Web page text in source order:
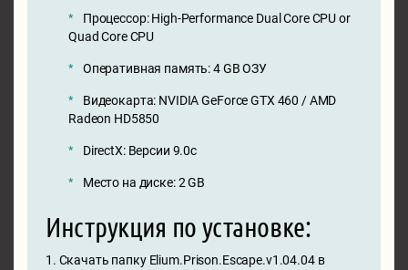
Процессор: High-Performance Dual Core CPU or
Quad Core CPU
Оперативная память: 4 GB ОЗУ
Видеокарта: NVIDIA GeForce GTX 460 / AMD
Radeon HD5850
DirectX: Версии 9.0c
Место на диске: 2 GB
Инструкция по установке:
1. Скачать папку Elium.Prison.Escape.v1.04.04 в